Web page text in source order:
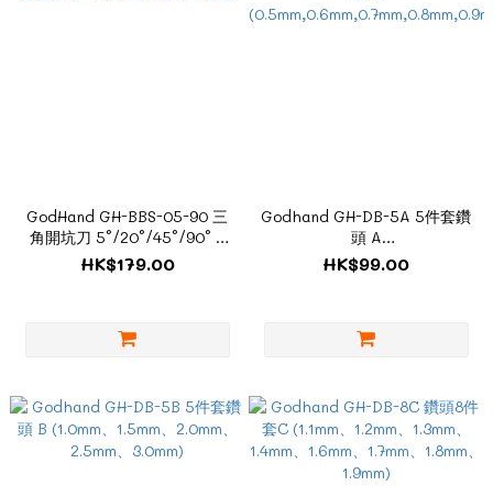
GodHand GH-BBS-05-90 三
角開坑刀 5°/20°/45°/90° 4
件套
HK$179.00
Godhand GH-DB-5A 5件套鑽
頭 A
HK$99.00